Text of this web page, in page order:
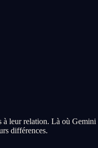
leur relation. Là où
différences.